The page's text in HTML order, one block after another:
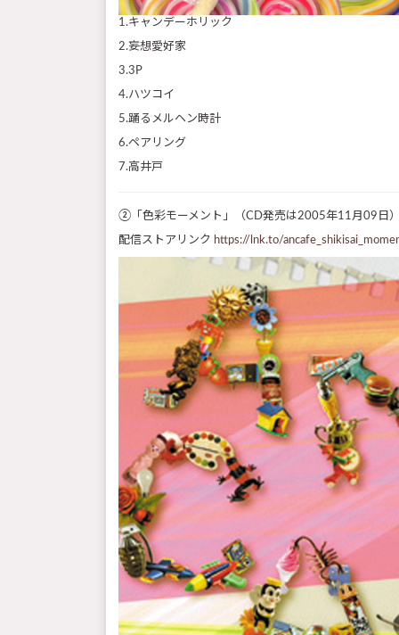
1.キャンデーホリック
2.妄想愛好家
3.3P
4.ハツコイ
5.踊るメルヘン時計
6.ペアリング
7.高井戸
②「色彩モーメント」（CD発売は2005年11月09日
配信ストアリンク https://lnk.to/